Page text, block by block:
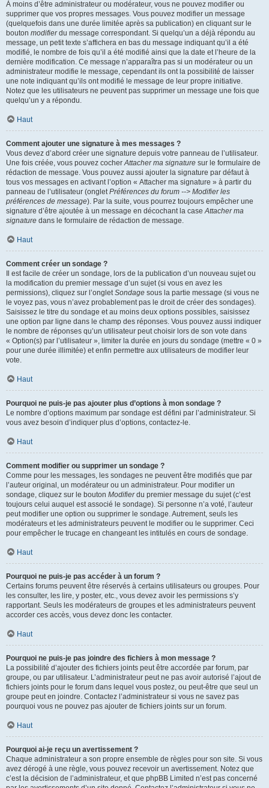
À moins d’être administrateur ou modérateur, vous ne pouvez modifier ou
supprimer que vos propres messages. Vous pouvez modifier un message
(quelquefois dans une durée limitée après sa publication) en cliquant sur le
bouton modifierdu message correspondant. Si quelqu’un a déjà répondu au
message, un petit texte s’affichera en bas du message indiquant qu’il a été
modifié, le nombre de fois qu’il a été modifié ainsi que la date et l’heure de la
dernière modification. Ce message n’apparaîtra pas si un modérateur ou un
administrateur modifie le message, cependant ils ont la possibilité de laisser
une note indiquant qu’ils ont modifié le message de leur propre initiative.
Notez que les utilisateurs ne peuvent pas supprimer un message une fois que
quelqu’un y a répondu.
Haut
Comment ajouter une signature à mes messages ?
Vous devez d’abord créer une signature depuis votre panneau de l’utilisateur.
Une fois créée, vous pouvez cocherAttacher ma signature sur le formulaire de
rédaction de message. Vous pouvez aussi ajouter la signature par défaut à
tous vos messages en activant l’option « Attacher ma signature » à partir du
panneau de l’utilisateur (ongletPréférences du forum --> Modifier les
préférences de message). Par la suite, vous pourrez toujours empêcher une
signature d’être ajoutée à un message en décochant la caseAttacher ma
signature dans le formulaire de rédaction de message.
Haut
Comment créer un sondage ?
Il est facile de créer un sondage, lors de la publication d’un nouveau sujet ou
la modification du premier message d’un sujet (si vous en avez les
permissions), cliquez sur l’ongletSondage sous la partie message (si vous ne
le voyez pas, vous n’avez probablement pas le droit de créer des sondages).
Saisissez le titre du sondage et au moins deux options possibles, saisissez
une option par ligne dans le champ des réponses. Vous pouvez aussi indiquer
le nombre de réponses qu’un utilisateur peut choisir lors de son vote dans
« Option(s) par l’utilisateur », limiter la durée en jours du sondage (mettre « 0 »
pour une durée illimitée) et enfin permettre aux utilisateurs de modifier leur
vote.
Haut
Pourquoi ne puis-je pas ajouter plus d’options à mon sondage ?
Le nombre d’options maximum par sondage est défini par l’administrateur. Si
vous avez besoin d’indiquer plus d’options, contactez-le.
Haut
Comment modifier ou supprimer un sondage ?
Comme pour les messages, les sondages ne peuvent être modifiés que par
l’auteur original, un modérateur ou un administrateur. Pour modifier un
sondage, cliquez sur le bouton Modifierdu premier message du sujet (c’est
toujours celui auquel est associé le sondage). Si personne n’a voté, l’auteur
peut modifier une option ou supprimer le sondage. Autrement, seuls les
modérateurs et les administrateurs peuvent le modifier ou le supprimer. Ceci
pour empêcher le trucage en changeant les intitulés en cours de sondage.
Haut
Pourquoi ne puis-je pas accéder à un forum ?
Certains forums peuvent être réservés à certains utilisateurs ou groupes. Pour
les consulter, les lire, y poster, etc., vous devez avoir les permissions s’y
rapportant. Seuls les modérateurs de groupes et les administrateurs peuvent
accorder ces accès, vous devez donc les contacter.
Haut
Pourquoi ne puis-je pas joindre des fichiers à mon message ?
La possibilité d’ajouter des fichiers joints peut être accordée par forum, par
groupe, ou par utilisateur. L’administrateur peut ne pas avoir autorisé l’ajout de
fichiers joints pour le forum dans lequel vous postez, ou peut-être que seul un
groupe peut en joindre. Contactez l’administrateur si vous ne savez pas
pourquoi vous ne pouvez pas ajouter de fichiers joints sur un forum.
Haut
Pourquoi ai-je reçu un avertissement ?
Chaque administrateur a son propre ensemble de règles pour son site. Si vous
avez dérogé à une règle, vous pouvez recevoir un avertissement. Notez que
c’est la décision de l’administrateur, et que phpBB Limited n’est pas concerné